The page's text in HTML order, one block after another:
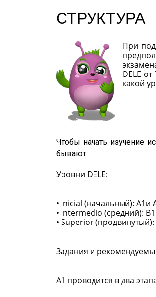
СТРУКТУРА
При
DELE
какой
Чтобы начать изучение
бывают.
Уровни DELE:
• Inicial (начальный): A1и
• Intermedio (средний):
• Superior (продвинутый):
Задания и
A1 проводится в два